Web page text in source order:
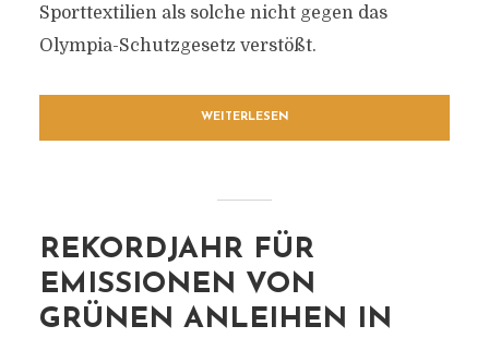
Sporttextilien als solche nicht gegen das
Olympia-Schutzgesetz verstößt.
WEITERLESEN
REKORDJAHR FÜR
EMISSIONEN VON
GRÜNEN ANLEIHEN IN